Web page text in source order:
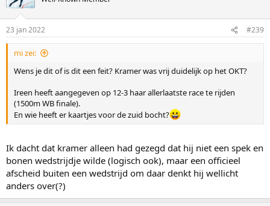
23 jan 2022 #239
mi zei:
Wens je dit of is dit een feit? Kramer was vrij duidelijk op het OKT?
Ireen heeft aangegeven op 12-3 haar allerlaatste race te rijden
(1500m WB finale).
En wie heeft er kaartjes voor de zuid bocht?
Ik dacht dat kramer alleen had gezegd dat hij niet een spek en
bonen wedstrijdje wilde (logisch ook), maar een officieel
afscheid buiten een wedstrijd om daar denkt hij wellicht
anders over(?)